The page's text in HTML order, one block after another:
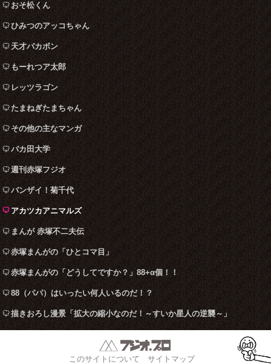
おそ松くん
ひみつのアッコちゃん
天才バカボン
もーれつア太郎
レッツラゴン
たまねぎたまちゃん
その他の主なマンガ
バカ田大学
週刊赤塚フジオ
バンザイ！菊千代
アカツカアニマルズ
まんが 赤塚不二夫伝
赤塚まんがの「ひとコマ目」
赤塚まんがの「どうしてですか？」88+α個！！
88（パパ）はいったい何人いるのだ！？
描きおろし漫景「拡大の縮小なのだ！～すいか星人の逆襲～」
このサイトについて サイトマップ